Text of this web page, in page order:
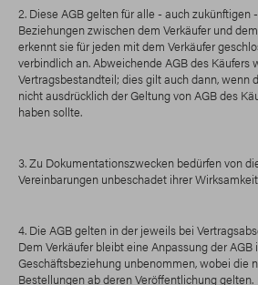
2. Diese AGB gelten für alle - auch zukünftigen
Beziehungen zwischen dem Verkäufer und
erkennt sie für jeden mit dem Verkäufer
verbindlich an. Abweichende AGB des Käufers
Vertragsbestandteil; dies gilt auch dann, wenn
nicht ausdrücklich der Geltung von AGB des
haben sollte.
3. Zu Dokumentationszwecken bedürfen von
Vereinbarungen unbeschadet ihrer
4. Die AGB gelten in der jeweils bei
Dem Verkäufer bleibt eine Anpassung der
Geschäftsbeziehung unbenommen, wobei die
Bestellungen ab deren Veröffentlichung gelten.